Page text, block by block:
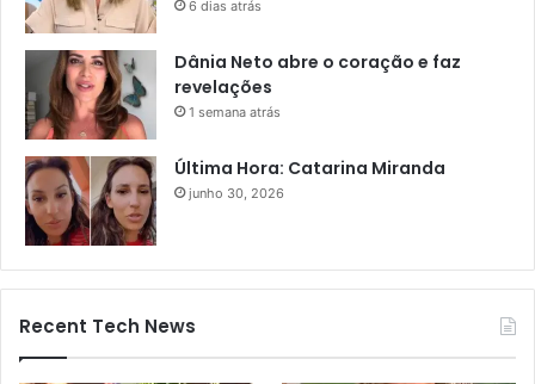
6 dias atrás
Dânia Neto abre o coração e faz
revelações
1 semana atrás
Última Hora: Catarina Miranda
junho 30, 2026
Recent Tech News